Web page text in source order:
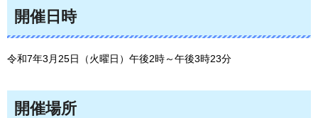
開催日時
令和7年3月25日（火曜日）午後2時～午後3時23分
開催場所